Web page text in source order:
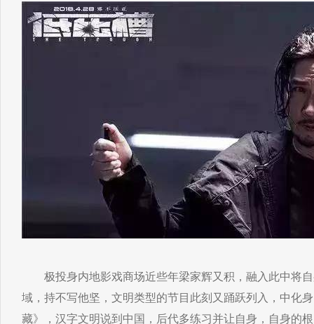
极投身内地影戏商场近些年梁家辉又积，融入此中将自
域，持不写他坚，文明类型的节目此刻又踊跃列入，中化
藏》，汉字文明说到中国，后代多练习并让自身，自身的